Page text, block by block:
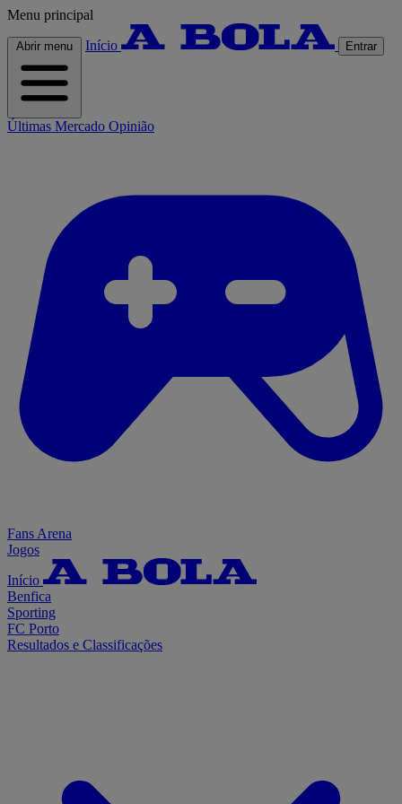
Menu principal
Abrir menu Início Entrar
Últimas Mercado Opinião
Fans Arena
Jogos
Início
Benfica
Sporting
FC Porto
Resultados e Classificações